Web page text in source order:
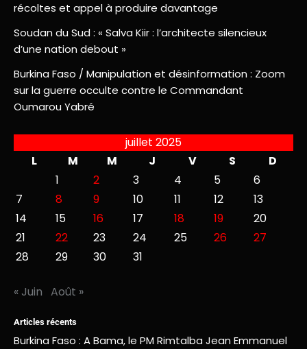
récoltes et appel à produire davantage
Soudan du Sud : « Salva Kiir : l’architecte silencieux
d’une nation debout »
Burkina Faso / Manipulation et désinformation : Zoom
sur la guerre occulte contre le Commandant
Oumarou Yabré
juillet 2025
L
M M J V S
D
1
2 3 4 5
6
7
8 9 10 11 12
13
14
15 16 17 18 19
20
21
22 23 24 25 26
27
28
29 30 31
« Juin Août »
Articles récents
Burkina Faso : A Bama, le PM Rimtalba Jean Emmanuel